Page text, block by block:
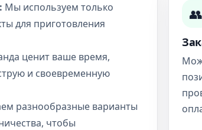
Мы используем только
для приготовления
ценит ваше время,
и своевременную
разнообразные варианты
чтобы
👥